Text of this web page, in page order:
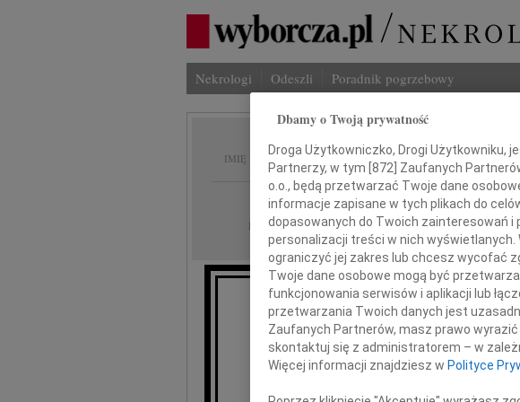
Nekrologi Odeszli Poradnik pogrzebowy
IMIĘ I NAZWISKO: Jan Nowowiejski
REGION: Poznań
DATA EMISJI: 11.08.2016
Z wielkim smutkiem
Dbamy o Twoją prywatność
Droga Użytkowniczko, Drogi Użytkowniku,
Partnerzy, w tym [872] Zaufanych
o.o., będą przetwarzać Twoje dane
informacje zapisane w tych plikach do
dopasowanych do Twoich zainteresowań i
personalizacji treści w nich wyświetlanych.
ograniczyć jej zakres lub chcesz wycofać
Twoje dane osobowe mogą być
funkcjonowania serwisów i aplikacji lub
przetwarzania Twoich danych jest
Zaufanych Partnerów, masz prawo
skontaktuj się z administratorem – w
Więcej informacji znajdziesz w Polityce